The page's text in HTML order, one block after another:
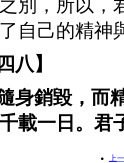
別，所以，
自己的精神
八】
身銷毀，而
載一日。君
上